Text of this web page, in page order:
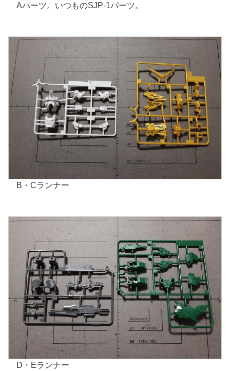
Aパーツ。いつものSJP-1パーツ。
B・Cランナー
D・Eランナー